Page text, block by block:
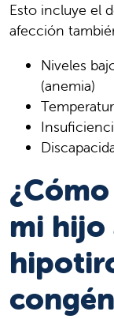
Esto incluye el
afección
Niveles
(anemia)
mi hijo